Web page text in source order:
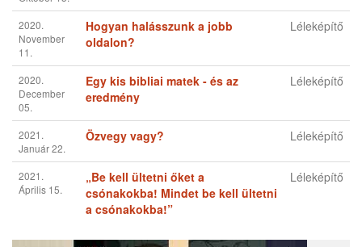
Bóka Vera
2020.
Április 10.
A valódi önzetlenség Léleképítő
2020.
Április 29.
Kis gyermekek Léleképítő
2020. Május
18.
Az aranylemez és a Szentírás Léleképítő
Törj át